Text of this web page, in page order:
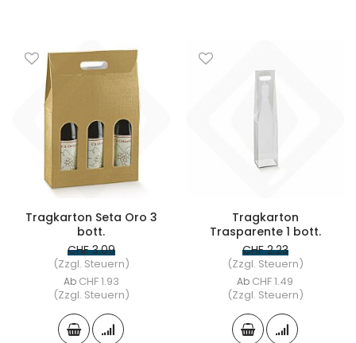
Tragkarton Seta Oro 3
bott.
CHF 3.09
(Zzgl. Steuern)
Ab CHF 1.93
(Zzgl. Steuern)
Tragkarton
Trasparente 1 bott.
CHF 2.23
(Zzgl. Steuern)
Ab CHF 1.49
(Zzgl. Steuern)